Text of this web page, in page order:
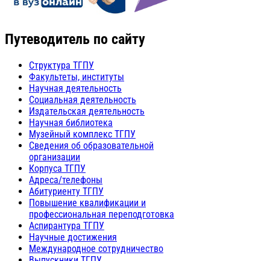
Путеводитель по сайту
Структура ТГПУ
Факультеты, институты
Научная деятельность
Социальная деятельность
Издательская деятельность
Научная библиотека
Музейный комплекс ТГПУ
Сведения об образовательной
организации
Корпуса ТГПУ
Адреса/телефоны
Абитуриенту ТГПУ
Повышение квалификации и
профессиональная переподготовка
Аспирантура ТГПУ
Научные достижения
Международное сотрудничество